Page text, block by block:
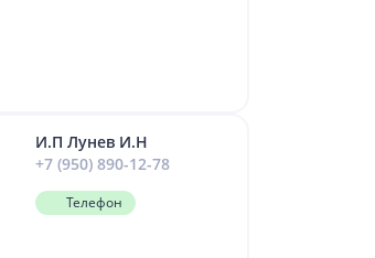
И.П Лунев И.Н
+7 (950) 890-12-78
Телефон